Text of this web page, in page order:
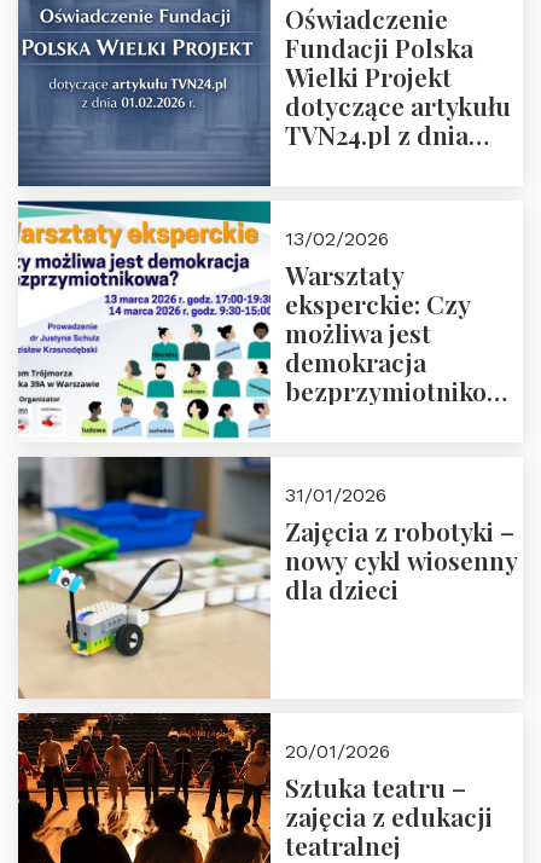
Oświadczenie
Fundacji Polska
Wielki Projekt
dotyczące artykułu
TVN24.pl z dnia
13/02/2026
Warsztaty
eksperckie: Czy
możliwa jest
demokracja
bezprzymiotnikowa?
31/01/2026
Zajęcia z robotyki –
nowy cykl wiosenny
dla dzieci
20/01/2026
Sztuka teatru –
zajęcia z edukacji
teatralnej